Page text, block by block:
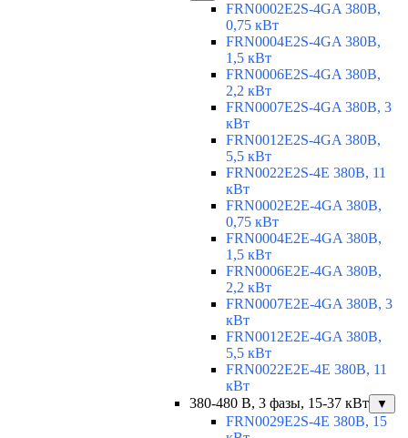
FRN0002E2S-4GA 380В,
0,75 кВт
FRN0004E2S-4GA 380В,
1,5 кВт
FRN0006E2S-4GA 380В,
2,2 кВт
FRN0007E2S-4GA 380В, 3
кВт
FRN0012E2S-4GA 380В,
5,5 кВт
FRN0022E2S-4E 380В, 11
кВт
FRN0002E2E-4GA 380В,
0,75 кВт
FRN0004E2E-4GA 380В,
1,5 кВт
FRN0006E2E-4GA 380В,
2,2 кВт
FRN0007E2E-4GA 380В, 3
кВт
FRN0012E2E-4GA 380В,
5,5 кВт
FRN0022E2E-4E 380В, 11
кВт
380-480 В, 3 фазы, 15-37 кВт
▼
FRN0029E2S-4E 380В, 15